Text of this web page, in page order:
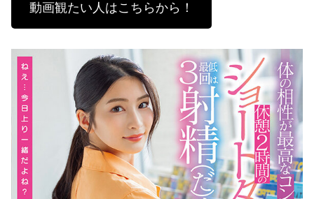
動画観たい人はこちらから！